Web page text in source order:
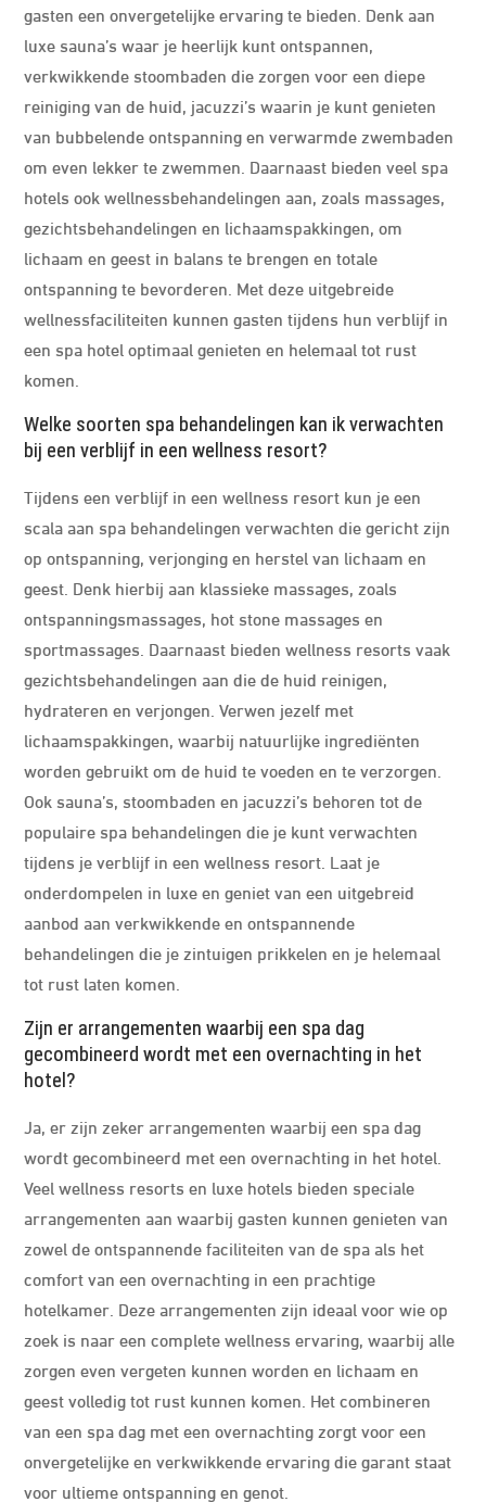
gasten een onvergetelijke ervaring te bieden. Denk aan
luxe sauna’s waar je heerlijk kunt ontspannen,
verkwikkende stoombaden die zorgen voor een diepe
reiniging van de huid, jacuzzi’s waarin je kunt genieten
van bubbelende ontspanning en verwarmde zwembaden
om even lekker te zwemmen. Daarnaast bieden veel spa
hotels ook wellnessbehandelingen aan, zoals massages,
gezichtsbehandelingen en lichaamspakkingen, om
lichaam en geest in balans te brengen en totale
ontspanning te bevorderen. Met deze uitgebreide
wellnessfaciliteiten kunnen gasten tijdens hun verblijf in
een spa hotel optimaal genieten en helemaal tot rust
komen.
Welke soorten spa behandelingen kan ik verwachten
bij een verblijf in een wellness resort?
Tijdens een verblijf in een wellness resort kun je een
scala aan spa behandelingen verwachten die gericht zijn
op ontspanning, verjonging en herstel van lichaam en
geest. Denk hierbij aan klassieke massages, zoals
ontspanningsmassages, hot stone massages en
sportmassages. Daarnaast bieden wellness resorts vaak
gezichtsbehandelingen aan die de huid reinigen,
hydrateren en verjongen. Verwen jezelf met
lichaamspakkingen, waarbij natuurlijke ingrediënten
worden gebruikt om de huid te voeden en te verzorgen.
Ook sauna’s, stoombaden en jacuzzi’s behoren tot de
populaire spa behandelingen die je kunt verwachten
tijdens je verblijf in een wellness resort. Laat je
onderdompelen in luxe en geniet van een uitgebreid
aanbod aan verkwikkende en ontspannende
behandelingen die je zintuigen prikkelen en je helemaal
tot rust laten komen.
Zijn er arrangementen waarbij een spa dag
gecombineerd wordt met een overnachting in het
hotel?
Ja, er zijn zeker arrangementen waarbij een spa dag
wordt gecombineerd met een overnachting in het hotel.
Veel wellness resorts en luxe hotels bieden speciale
arrangementen aan waarbij gasten kunnen genieten van
zowel de ontspannende faciliteiten van de spa als het
comfort van een overnachting in een prachtige
hotelkamer. Deze arrangementen zijn ideaal voor wie op
zoek is naar een complete wellness ervaring, waarbij alle
zorgen even vergeten kunnen worden en lichaam en
geest volledig tot rust kunnen komen. Het combineren
van een spa dag met een overnachting zorgt voor een
onvergetelijke en verkwikkende ervaring die garant staat
voor ultieme ontspanning en genot.